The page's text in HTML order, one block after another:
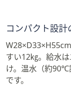
コンパクト設
すい12㎏。給水
け。温水（約
です。